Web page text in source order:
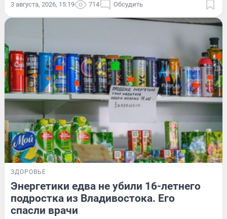
3 августа, 2026, 15:19 714 Обсудить
ЗДОРОВЬЕ
Энергетики едва не убили 16-летнего
подростка из Владивостока. Его
спасли врачи